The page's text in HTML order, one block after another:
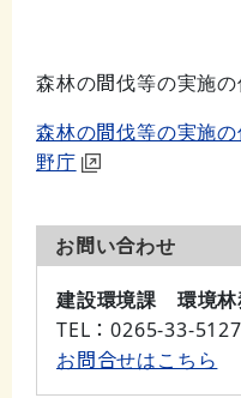
森林の間伐等の実施
森林の間伐等の実施
野庁
お問い合わせ
建設環境課 環境林
TEL ：0265-33-5127
お問合せはこちら